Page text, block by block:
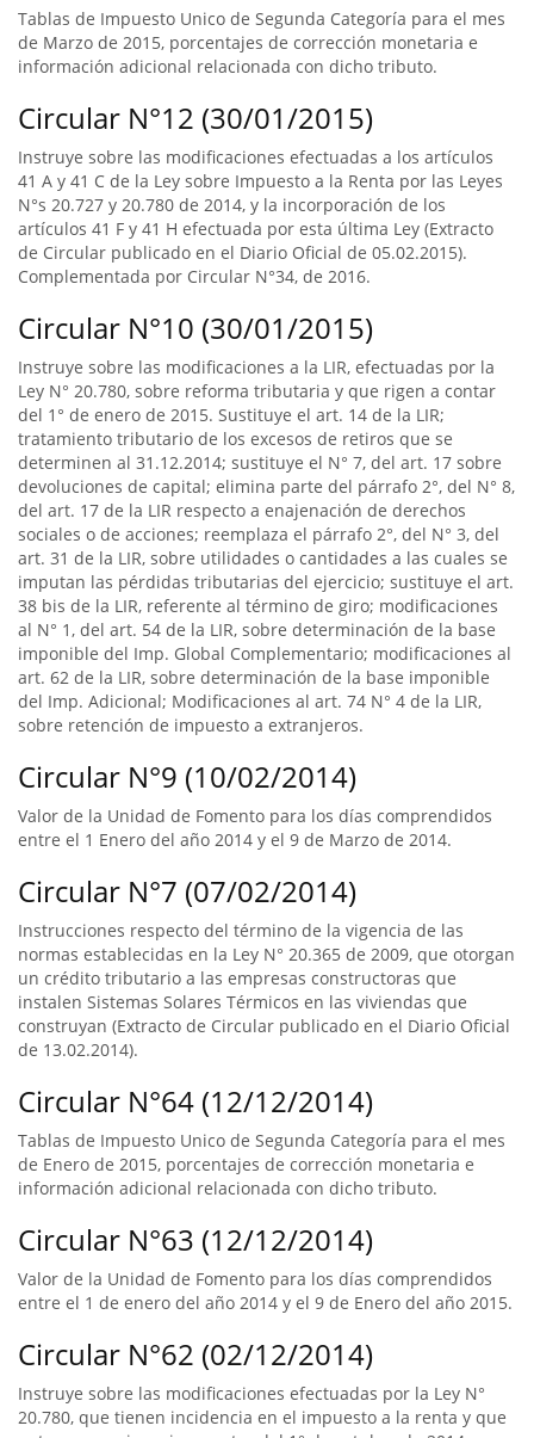
Tablas de Impuesto Unico de Segunda Categoría para el mes
de Marzo de 2015, porcentajes de corrección monetaria e
información adicional relacionada con dicho tributo.
Circular N°12 (30/01/2015)
Instruye sobre las modificaciones efectuadas a los artículos
41 A y 41 C de la Ley sobre Impuesto a la Renta por las Leyes
N°s 20.727 y 20.780 de 2014, y la incorporación de los
artículos 41 F y 41 H efectuada por esta última Ley (Extracto
de Circular publicado en el Diario Oficial de 05.02.2015).
Complementada por Circular N°34, de 2016.
Circular N°10 (30/01/2015)
Instruye sobre las modificaciones a la LIR, efectuadas por la
Ley N° 20.780, sobre reforma tributaria y que rigen a contar
del 1° de enero de 2015. Sustituye el art. 14 de la LIR;
tratamiento tributario de los excesos de retiros que se
determinen al 31.12.2014; sustituye el N° 7, del art. 17 sobre
devoluciones de capital; elimina parte del párrafo 2°, del N° 8,
del art. 17 de la LIR respecto a enajenación de derechos
sociales o de acciones; reemplaza el párrafo 2°, del N° 3, del
art. 31 de la LIR, sobre utilidades o cantidades a las cuales se
imputan las pérdidas tributarias del ejercicio; sustituye el art.
38 bis de la LIR, referente al término de giro; modificaciones
al N° 1, del art. 54 de la LIR, sobre determinación de la base
imponible del Imp. Global Complementario; modificaciones al
art. 62 de la LIR, sobre determinación de la base imponible
del Imp. Adicional; Modificaciones al art. 74 N° 4 de la LIR,
sobre retención de impuesto a extranjeros.
Circular N°9 (10/02/2014)
Valor de la Unidad de Fomento para los días comprendidos
entre el 1 Enero del año 2014 y el 9 de Marzo de 2014.
Circular N°7 (07/02/2014)
Instrucciones respecto del término de la vigencia de las
normas establecidas en la Ley N° 20.365 de 2009, que otorgan
un crédito tributario a las empresas constructoras que
instalen Sistemas Solares Térmicos en las viviendas que
construyan (Extracto de Circular publicado en el Diario Oficial
de 13.02.2014).
Circular N°64 (12/12/2014)
Tablas de Impuesto Unico de Segunda Categoría para el mes
de Enero de 2015, porcentajes de corrección monetaria e
información adicional relacionada con dicho tributo.
Circular N°63 (12/12/2014)
Valor de la Unidad de Fomento para los días comprendidos
entre el 1 de enero del año 2014 y el 9 de Enero del año 2015.
Circular N°62 (02/12/2014)
Instruye sobre las modificaciones efectuadas por la Ley N°
20.780, que tienen incidencia en el impuesto a la renta y que